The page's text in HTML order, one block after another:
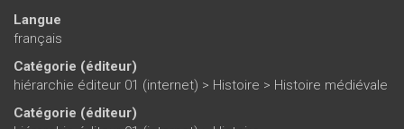
Langue
français
Catégorie (éditeur)
hiérarchie éditeur 01 (internet) > Histoire > Histoire médiévale
Catégorie (éditeur)